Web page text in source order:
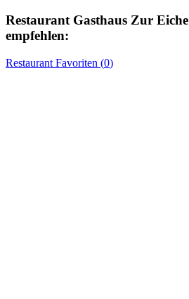
Restaurant Gasthaus Zur Eiche
empfehlen:
Restaurant Favoriten (0)